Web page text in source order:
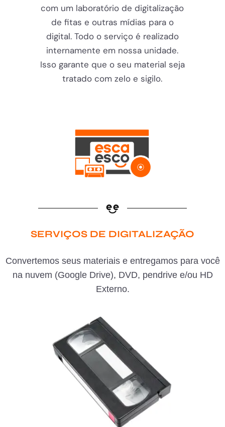
com um laboratório de digitalização
de fitas e outras mídias para o
digital. Todo o serviço é realizado
internamente em nossa unidade.
Isso garante que o seu material seja
tratado com zelo e sigilo.
SERVIÇOS DE DIGITALIZAÇÃO
Convertemos seus materiais e entregamos para você
na nuvem (Google Drive), DVD, pendrive e/ou HD
Externo.